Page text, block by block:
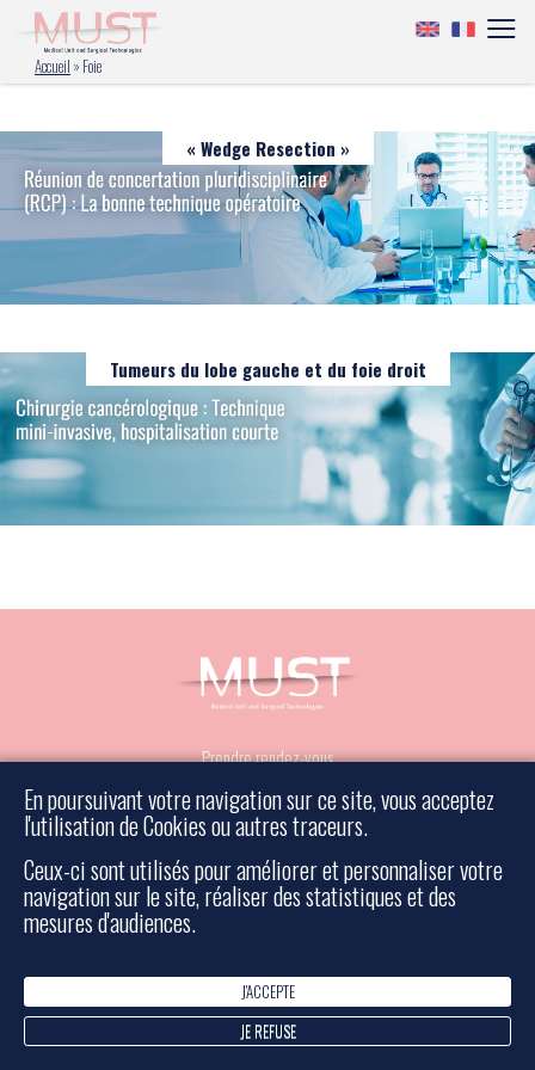
En poursuivant votre navigation sur ce site, vous acceptez
l'utilisation de Cookies ou autres traceurs.
Ceux-ci sont utilisés pour améliorer et personnaliser votre
navigation sur le site, réaliser des statistiques et des
mesures d'audiences.
J'ACCEPTE
JE REFUSE
Accueil » Foie
« Wedge Resection »
Tumeurs du lobe gauche et du foie droit
Prendre rendez-vous
Prendre contact
Mentions légales
Plan du site
Rescue surgery
© 2026 Must- Tous droits réservés - Réalisé par Bulko